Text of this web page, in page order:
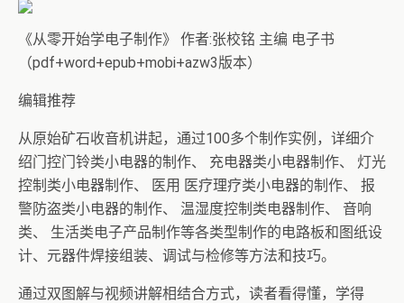
《从零开始学电子制作》 作者:张校铭 主编 电子书
（pdf+word+epub+mobi+azw3版本）
编辑推荐
从原始矿石收音机讲起，通过100多个制作实例，详细介
绍门控门铃类小电器的制作、 充电器类小电器制作、 灯光
控制类小电器制作、 医用 医疗理疗类小电器的制作、 报
警防盗类小电器的制作、 温湿度控制类电器制作、 音响
类、 生活类电子产品制作等各类型制作的电路板和图纸设
计、元器件焊接组装、调试与检修等方法和技巧。
通过双图解与视频讲解相结合方式，读者看得懂，学得